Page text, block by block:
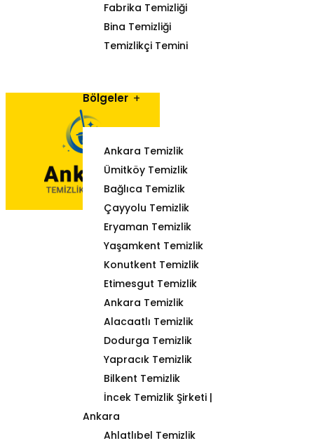
Fabrika Temizliği
Bina Temizliği
Temizlikçi Temini
Bölgeler
Ankara Temizlik
Ümitköy Temizlik
Bağlıca Temizlik
Çayyolu Temizlik
Eryaman Temizlik
Yaşamkent Temizlik
Konutkent Temizlik
Etimesgut Temizlik
Ankara Temizlik
Alacaatlı Temizlik
Dodurga Temizlik
Yapracık Temizlik
Bilkent Temizlik
İncek Temizlik Şirketi |
Ankara
Ahlatlıbel Temizlik